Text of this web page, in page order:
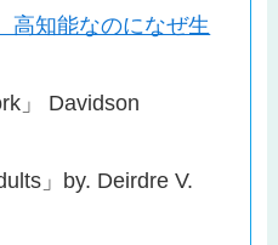
知能なのになぜ生
」 Davidson
」by. Deirdre V.